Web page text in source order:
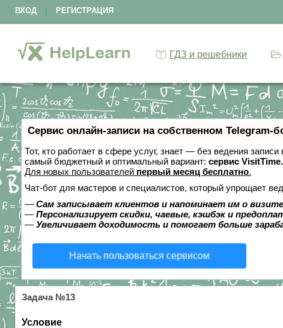
ВХОД РЕГИСТРАЦИЯ
ГДЗ и решебники
Сервис онлайн-записи на собственном Telegram-
Тот, кто работает в сфере услуг, знает — без ведения
самый бюджетный и оптимальный вариант: сервис VisitTime.
Для новых пользователей первый месяц бесплатно.
Чат-бот для мастеров и специалистов, который упрощает
— Сам записывает клиентов и напоминает им о
— Персонализирует скидки, чаевые, кэшбэк и
— Увеличивает доходимость и помогает больше
Начать пользоваться сервисом
Задача №13
Условие